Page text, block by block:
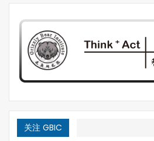
自然资源部下面设有一个林务局。
府直接管理，联邦政府主要负责的
濒危动物保护等生态和环保问题。
关注 GBIC